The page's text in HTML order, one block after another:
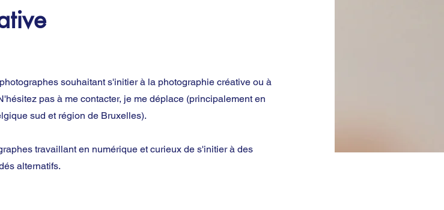
souhaitant s'initier à la photographie créative ou à
pas à me contacter, je me déplace (principalement en
sud et région de Bruxelles).
travaillant en numérique et curieux de s'initier à des
alternatifs.